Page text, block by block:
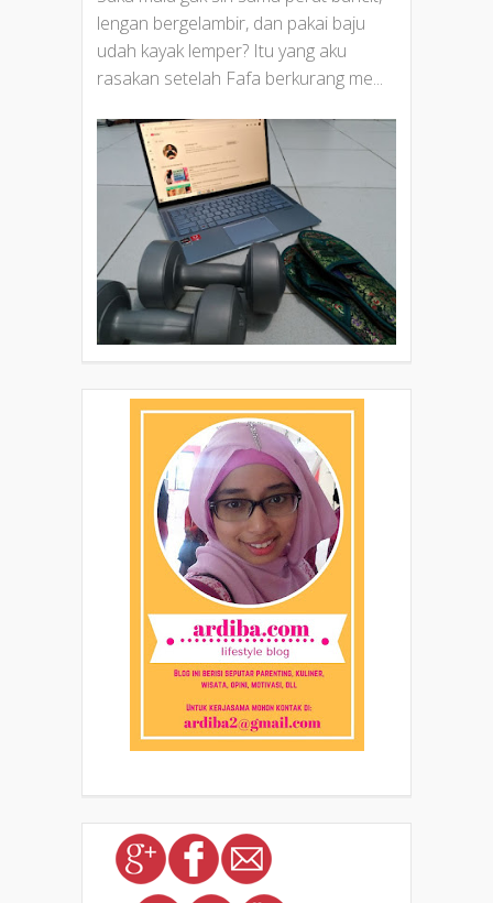
lengan bergelambir, dan pakai baju
udah kayak lemper? Itu yang aku
rasakan setelah Fafa berkurang me...